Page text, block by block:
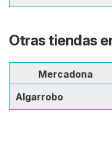
Otras tiendas
Mercadona
Algarrobo